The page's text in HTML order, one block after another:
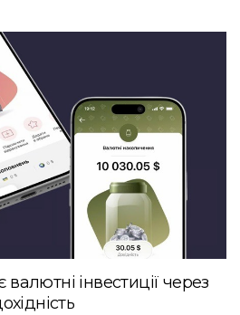
інвестиції через